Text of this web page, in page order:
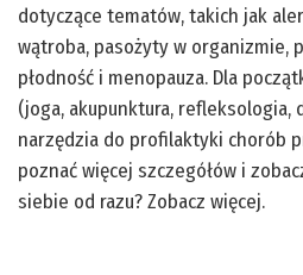
dotyczące tematów, takich jak
wątroba, pasożyty w organizmie,
płodność i menopauza. Dla
(joga, akupunktura,
narzędzia do profilaktyki chorób
poznać więcej szczegółów i
siebie od razu? Zobacz więcej.